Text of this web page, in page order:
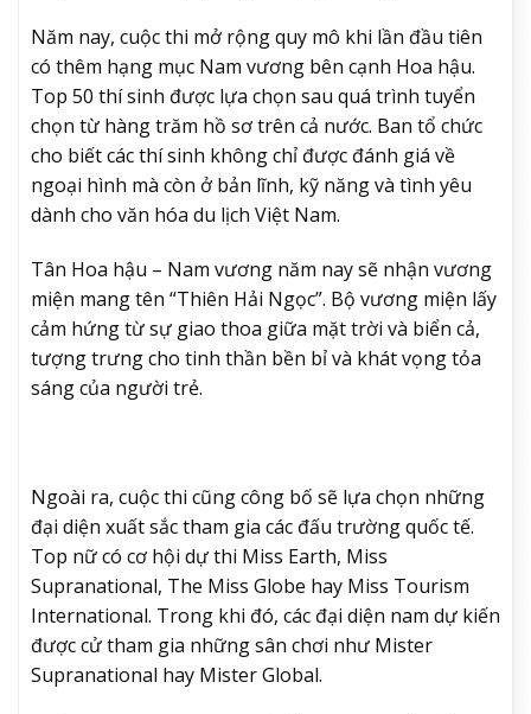
Năm nay, cuộc thi mở rộng quy mô khi lần đầu tiên
có thêm hạng mục Nam vương bên cạnh Hoa hậu.
Top 50 thí sinh được lựa chọn sau quá trình tuyển
chọn từ hàng trăm hồ sơ trên cả nước. Ban tổ chức
cho biết các thí sinh không chỉ được đánh giá về
ngoại hình mà còn ở bản lĩnh, kỹ năng và tình yêu
dành cho văn hóa du lịch Việt Nam.
Tân Hoa hậu – Nam vương năm nay sẽ nhận vương
miện mang tên “Thiên Hải Ngọc”. Bộ vương miện lấy
cảm hứng từ sự giao thoa giữa mặt trời và biển cả,
tượng trưng cho tinh thần bền bỉ và khát vọng tỏa
sáng của người trẻ.
Ngoài ra, cuộc thi cũng công bố sẽ lựa chọn những
đại diện xuất sắc tham gia các đấu trường quốc tế.
Top nữ có cơ hội dự thi Miss Earth, Miss
Supranational, The Miss Globe hay Miss Tourism
International. Trong khi đó, các đại diện nam dự kiến
được cử tham gia những sân chơi như Mister
Supranational hay Mister Global.